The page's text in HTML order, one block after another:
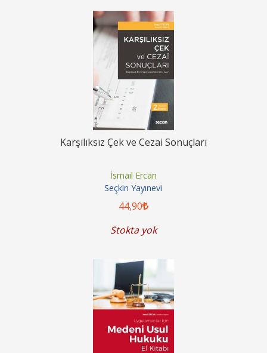
Karşılıksız Çek ve Cezai Sonuçları
İsmail Ercan
Seçkin Yayınevi
44,90
Stokta yok